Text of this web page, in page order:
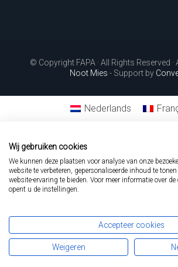
© Copyright FAPA · All Rights Reserved ·
Noot Mies - Support by
Nederlands
Wij gebruiken cookies
We kunnen deze plaatsen voor analyse van onze
website te verbeteren, gepersonaliseerde inhoud te
website-ervaring te bieden. Voor meer informatie over
opent u de instellingen.
Accepteer cookies
Weigeren